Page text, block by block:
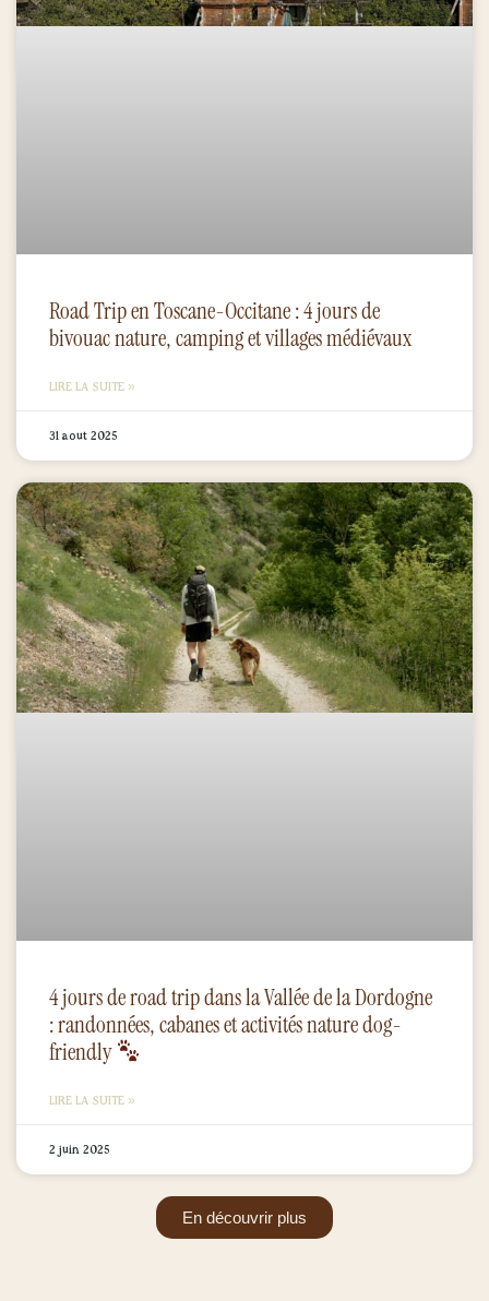
Road Trip en Toscane-Occitane : 4 jours de
bivouac nature, camping et villages médiévaux
LIRE LA SUITE »
31 août 2025
4 jours de road trip dans la Vallée de la Dordogne
: randonnées, cabanes et activités nature dog-
friendly
LIRE LA SUITE »
2 juin 2025
En découvrir plus